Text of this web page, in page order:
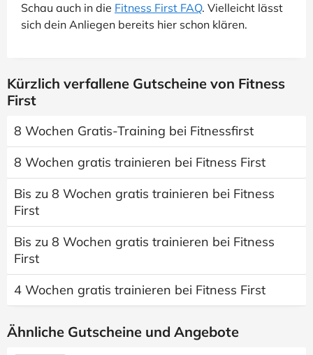
Schau auch in die Fitness First FAQ. Vielleicht lässt
sich dein Anliegen bereits hier schon klären.
Kürzlich verfallene Gutscheine von Fitness
First
8 Wochen Gratis-Training bei Fitnessfirst
8 Wochen gratis trainieren bei Fitness First
Bis zu 8 Wochen gratis trainieren bei Fitness
First
Bis zu 8 Wochen gratis trainieren bei Fitness
First
4 Wochen gratis trainieren bei Fitness First
Ähnliche Gutscheine und Angebote